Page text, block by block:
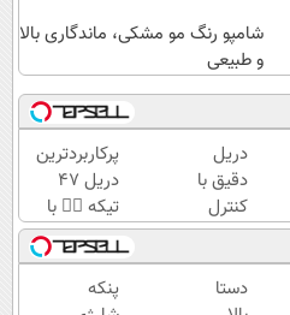
شامپو رنگ مو مشکی، ماندگاری بالا
و طبیعی
دریل
دقیق با
کنترل
سرعت
اتوماتیک
🎯
پرکاربردترین
دریل 47
تیکه 👈🏻 با
کمترین
قیمت 🔥
دستا
پنکه